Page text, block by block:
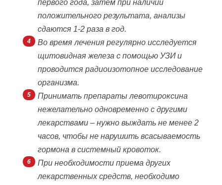
первого года, затем при наличии
положительного результата, анализы
сдаются 1-2 раза в год.
Во время лечения регулярно исследуется
щитовидная железа с помощью УЗИ и
проводится радиоизотопное исследование
организма.
Принимать препараты левотироксина
нежелательно одновременно с другими
лекарствами – нужно выждать не менее 2
часов, чтобы не нарушить всасываемость
гормона в системный кровоток.
При необходимости приема других
лекарственных средств, необходимо